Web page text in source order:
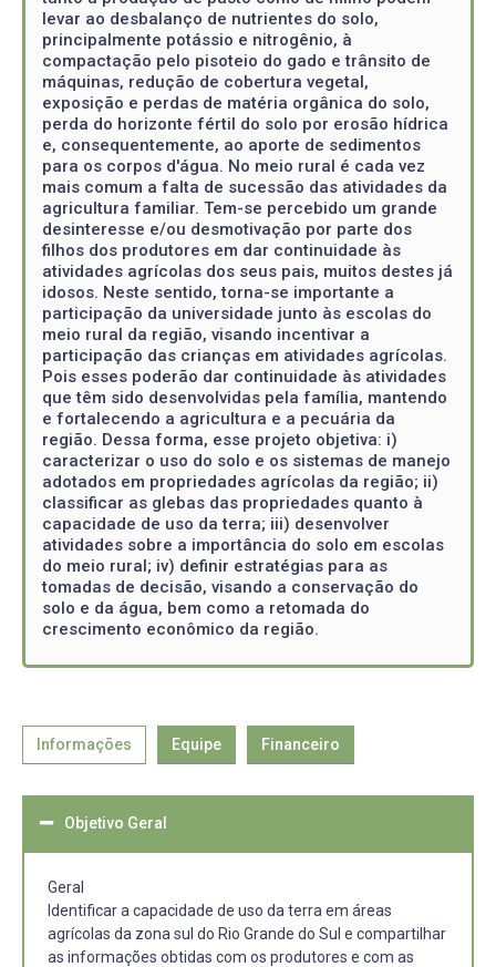
levar ao desbalanço de nutrientes do solo,
principalmente potássio e nitrogênio, à
compactação pelo pisoteio do gado e trânsito de
máquinas, redução de cobertura vegetal,
exposição e perdas de matéria orgânica do solo,
perda do horizonte fértil do solo por erosão hídrica
e, consequentemente, ao aporte de sedimentos
para os corpos d'água. No meio rural é cada vez
mais comum a falta de sucessão das atividades da
agricultura familiar. Tem-se percebido um grande
desinteresse e/ou desmotivação por parte dos
filhos dos produtores em dar continuidade às
atividades agrícolas dos seus pais, muitos destes já
idosos. Neste sentido, torna-se importante a
participação da universidade junto às escolas do
meio rural da região, visando incentivar a
participação das crianças em atividades agrícolas.
Pois esses poderão dar continuidade às atividades
que têm sido desenvolvidas pela família, mantendo
e fortalecendo a agricultura e a pecuária da
região. Dessa forma, esse projeto objetiva: i)
caracterizar o uso do solo e os sistemas de manejo
adotados em propriedades agrícolas da região; ii)
classificar as glebas das propriedades quanto à
capacidade de uso da terra; iii) desenvolver
atividades sobre a importância do solo em escolas
do meio rural; iv) definir estratégias para as
tomadas de decisão, visando a conservação do
solo e da água, bem como a retomada do
crescimento econômico da região.
Informações Equipe Financeiro
Objetivo Geral
Geral
Identificar a capacidade de uso da terra em áreas
agrícolas da zona sul do Rio Grande do Sul e compartilhar
as informações obtidas com os produtores e com as